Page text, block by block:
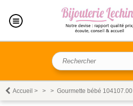
Accueil > > > Gourmette bébé 104107.00